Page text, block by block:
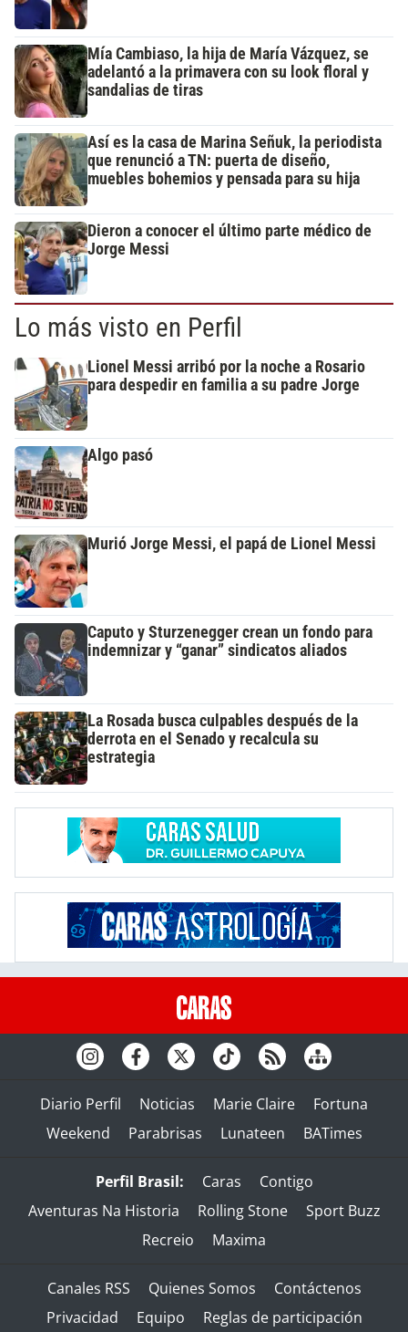
Mía Cambiaso, la hija de María Vázquez, se
adelantó a la primavera con su look floral y
sandalias de tiras
Así es la casa de Marina Señuk, la periodista
que renunció a TN: puerta de diseño,
muebles bohemios y pensada para su hija
Dieron a conocer el último parte médico de
Jorge Messi
Lo más visto en Perfil
Lionel Messi arribó por la noche a Rosario
para despedir en familia a su padre Jorge
Algo pasó
Murió Jorge Messi, el papá de Lionel Messi
Caputo y Sturzenegger crean un fondo para
indemnizar y “ganar” sindicatos aliados
La Rosada busca culpables después de la
derrota en el Senado y recalcula su
estrategia
Diario Perfil Noticias Marie Claire
Fortuna
Weekend
Parabrisas Lunateen BATimes
Perfil Brasil: Caras
Contigo
Aventuras Na Historia
Rolling Stone
Sport Buzz
Recreio
Maxima
Canales RSS Quienes Somos
Contáctenos
Privacidad
Equipo Reglas de participación